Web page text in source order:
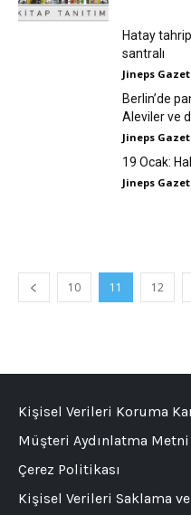
Hatay
santralı
Jineps
Berlin’de
Aleviler ve
Jineps
19 Ocak:
Jineps
10 11 12
Kişisel Verileri Koruma
Müşteri Aydınlatma Metni
Çerez Politikası
Kişisel Verileri Saklama